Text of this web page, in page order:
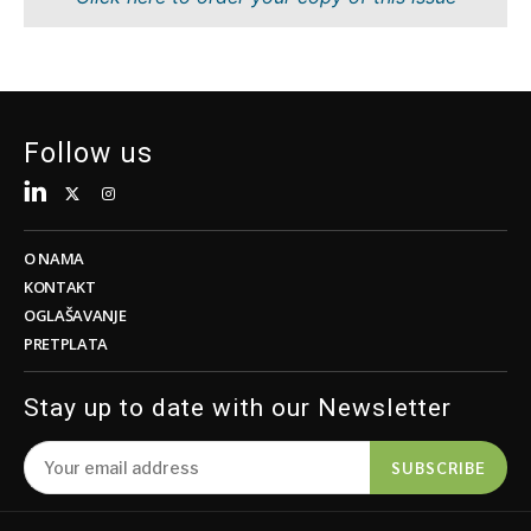
Održivost
Tehnologija
Telekomunikacije
Prevoz
Trgovina
Insights
Intervju
Okrugli
sto
Održivost
Turizam
Trgovina
Insights
Intervju
Mišljenje
Okrugli
sto
Analiza
Follow us
O NAMA
KONTAKT
OGLAŠAVANJE
PRETPLATA
Stay up to date with our Newsletter
SUBSCRIBE